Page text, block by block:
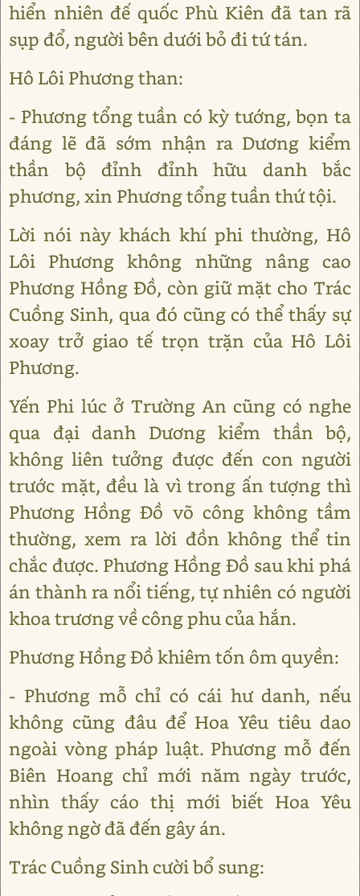
hiển nhiên đế quốc Phù Kiên đã tan rã
sụp đổ, người bên dưới bỏ đi tứ tán.
Hô Lôi Phương than:
- Phương tổng tuần có kỳ tướng, bọn ta
đáng lẽ đã sớm nhận ra Dương kiểm
thần bộ đỉnh đỉnh hữu danh bắc
phương, xin Phương tổng tuần thứ tội.
Lời nói này khách khí phi thường, Hô
Lôi Phương không những nâng cao
Phương Hồng Đồ, còn giữ mặt cho Trác
Cuồng Sinh, qua đó cũng có thể thấy sự
xoay trở giao tế trọn trặn của Hô Lôi
Phương.
Yến Phi lúc ở Trường An cũng có nghe
qua đại danh Dương kiểm thần bộ,
không liên tưởng được đến con người
trước mặt, đều là vì trong ấn tượng thì
Phương Hồng Đồ võ công không tầm
thường, xem ra lời đồn không thể tin
chắc được. Phương Hồng Đồ sau khi phá
án thành ra nổi tiếng, tự nhiên có người
khoa trương về công phu của hắn.
Phương Hồng Đồ khiêm tốn ôm quyền:
- Phương mỗ chỉ có cái hư danh, nếu
không cũng đâu để Hoa Yêu tiêu dao
ngoài vòng pháp luật. Phương mỗ đến
Biên Hoang chỉ mới năm ngày trước,
nhìn thấy cáo thị mới biết Hoa Yêu
không ngờ đã đến gây án.
Trác Cuồng Sinh cười bổ sung: